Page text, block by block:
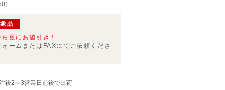
）
品
更にお値引き！
ームまたはFAXにてご依頼くださ
後2～3営業日前後で出荷